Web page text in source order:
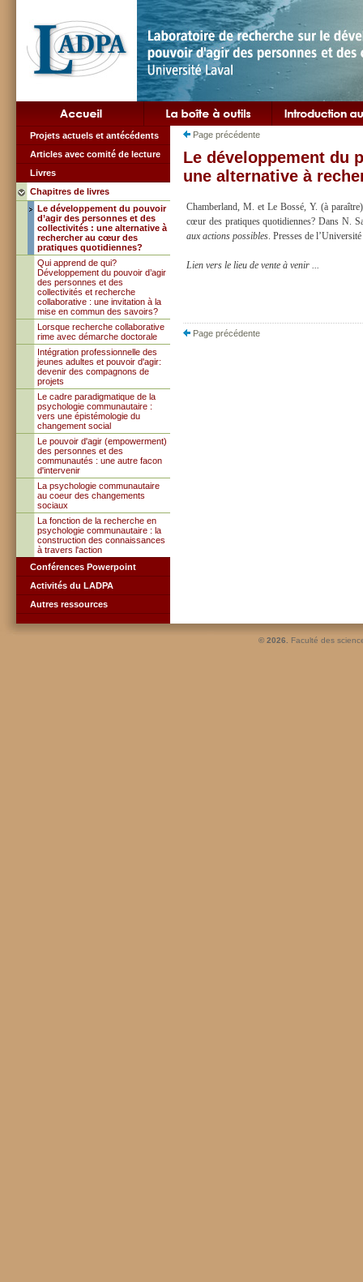
Projets actuels et antécédents
Articles avec comité de lecture
Livres
Chapitres de livres
Le développement du pouvoir
d’agir des personnes et des
collectivités : une alternative à
rechercher au cœur des
pratiques quotidiennes?
Qui apprend de qui?
Développement du pouvoir d’agir
des personnes et des
collectivités et recherche
collaborative : une invitation à la
mise en commun des savoirs?
Lorsque recherche collaborative
rime avec démarche doctorale
Intégration professionnelle des
jeunes adultes et pouvoir d'agir:
devenir des compagnons de
projets
Le cadre paradigmatique de la
psychologie communautaire :
vers une épistémologie du
changement social
Le pouvoir d'agir (empowerment)
des personnes et des
communautés : une autre facon
d'intervenir
La psychologie communautaire
au coeur des changements
sociaux
La fonction de la recherche en
psychologie communautaire : la
construction des connaissances
à travers l'action
Conférences Powerpoint
Activités du LADPA
Autres ressources
Page précédente
Le développement du
une alternative à
Chamberland, M. et Le Bossé, Y. (à
cœur des pratiques quotidiennes? Dans
aux actions possibles. Presses de
Lien vers le lieu de vente à venir ...
Page précédente
© 2026. Faculté des